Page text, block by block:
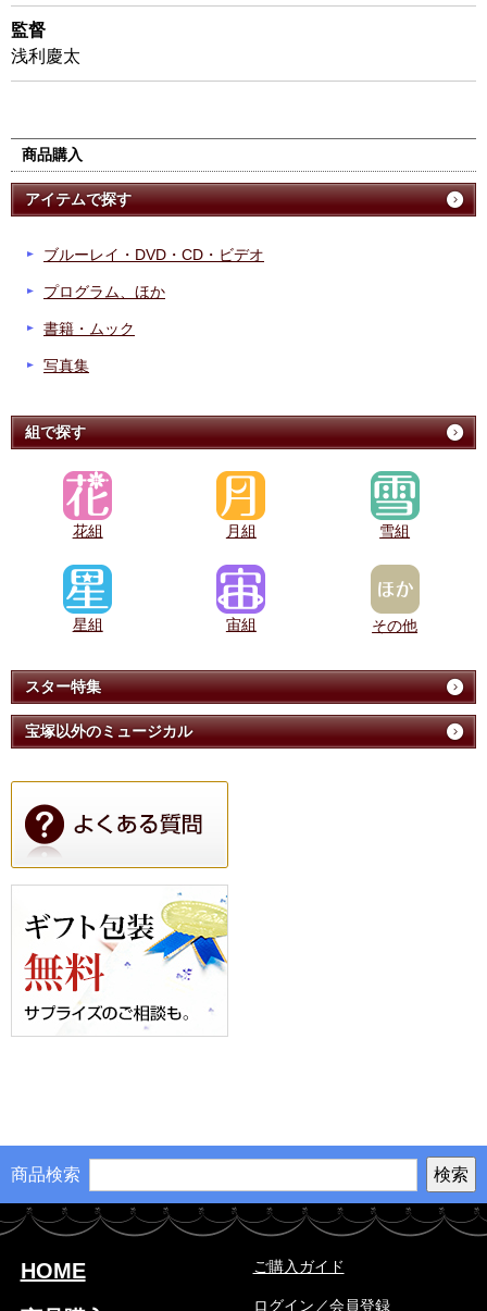
監督
浅利慶太
商品購入
アイテムで探す
ブルーレイ・DVD・CD・ビデオ
プログラム、ほか
書籍・ムック
写真集
組で探す
花組 月組 雪組
星組 宙組 その他
スター特集
宝塚以外のミュージカル
商品検索
HOME
ご購入ガイド
ログイン／会員登録